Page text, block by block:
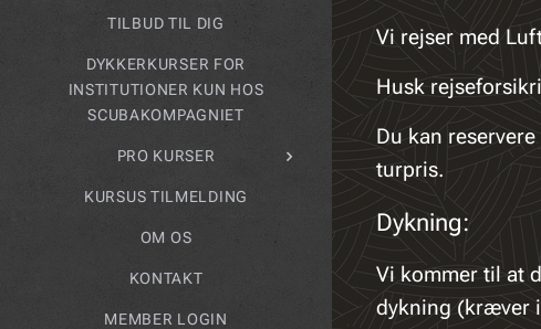
TILBUD TIL DIG
DYKKERKURSER FOR
INSTITUTIONER KUN HOS
SCUBAKOMPAGNIET
PRO KURSER
KURSUS TILMELDING
OM OS
KONTAKT
MEMBER LOGIN
Vi rejser med
Husk
Du kan
turpris.
Dykning:
Vi kommer til at
dykning (kræver